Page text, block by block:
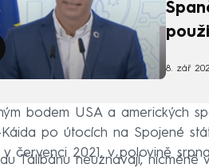
8. zář
bodem USA a amerických
po útocích na Spojené
červenci 2021, v polovině
Tálibánu neuznávají, nicméně